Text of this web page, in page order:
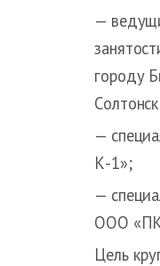
—
городу
—
К-1»;
—
ООО
Цель